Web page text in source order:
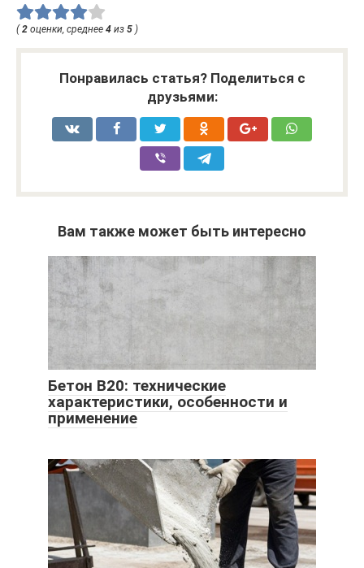
(2 оценки, среднее 4 из 5 )
Понравилась статья? Поделиться с
друзьями:
Вам также может быть интересно
Бетон B20: технические
характеристики, особенности и
применение